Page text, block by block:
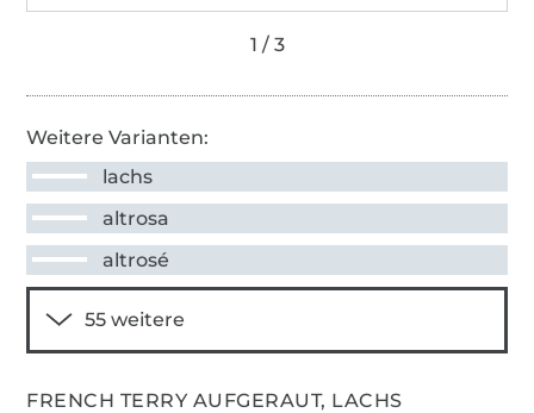
Weitere Varianten:
lachs
altrosa
altrosé
FRENCH TERRY AUFGERAUT, LACHS